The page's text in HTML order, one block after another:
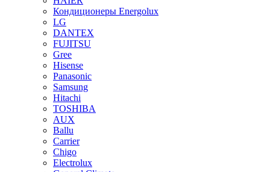
Кондиционеры Energolux
LG
DANTEX
FUJITSU
Gree
Hisense
Panasonic
Samsung
Hitachi
TOSHIBA
AUX
Ballu
Carrier
Chigo
Electrolux